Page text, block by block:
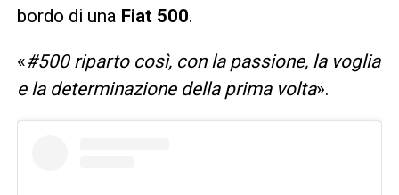
bordo di una Fiat 500.
«#500 riparto così, con la passione, la voglia
e la determinazione della prima volta».